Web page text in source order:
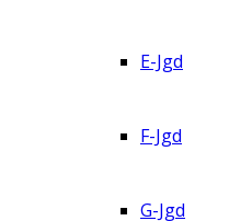
E-Jgd
F-Jgd
G-Jgd